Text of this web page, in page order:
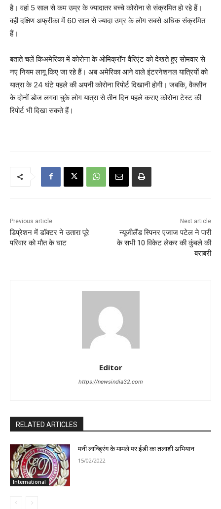
है। वहां 5 साल से कम उम्र के ज्यादातर बच्चे कोरोना से संक्रमित हो रहे हैं।
वही दक्षिण अफ्रीका में 60 साल से ज्यादा उम्र के लोग सबसे अधिक संक्रमित
हैं।
बताते चलें किअमेरिका में कोरोना के ओमिक्रॉन वैरिएंट को देखते हुए सोमवार से
नए नियम लागू किए जा रहे हैं। अब अमेरिका आने वाले इंटरनेशनल यात्रियों को
यात्रा के 24 घंटे पहले की अपनी कोरोना रिपोर्ट दिखानी होगी। जबकि, वैक्सीन
के दोनों डोज लगवा चुके लोग यात्रा से तीन दिन पहले कराए कोरोना टेस्ट की
रिपोर्ट भी दिखा सकते हैं।
Previous article
डिप्रेशन में डॉक्टर ने उतारा पूरे
परिवार को मौत के घाट
Next article
न्यूजीलैंड स्पिनर एजाज पटेल ने पारी
के सभी 10 विकेट लेकर की कुंबले की
बराबरी
Editor
https://newsindia32.com
RELATED ARTICLES
International
मनी लान्ड्रिंग के मामले पर ईडी का तलाशी अभियान
15/02/2022